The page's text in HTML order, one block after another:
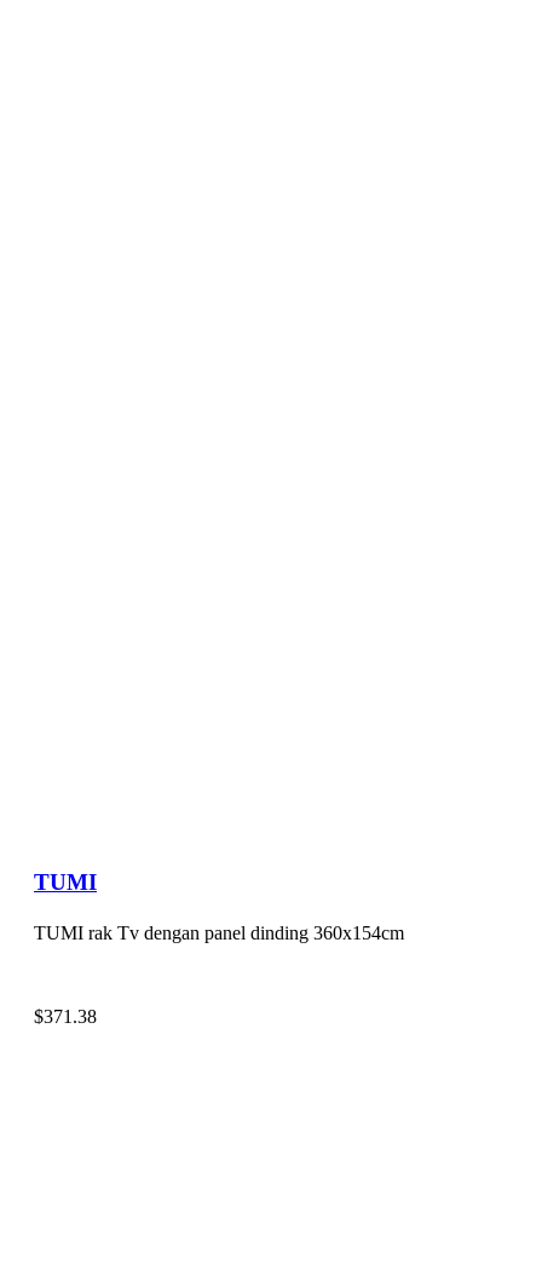
TUMI
TUMI rak Tv dengan panel dinding 360x154cm
$371.38